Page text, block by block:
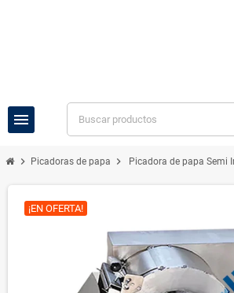
menu
chevron_right Picadoras de papa chevron_right Picadora de papa Semi
¡EN OFERTA!